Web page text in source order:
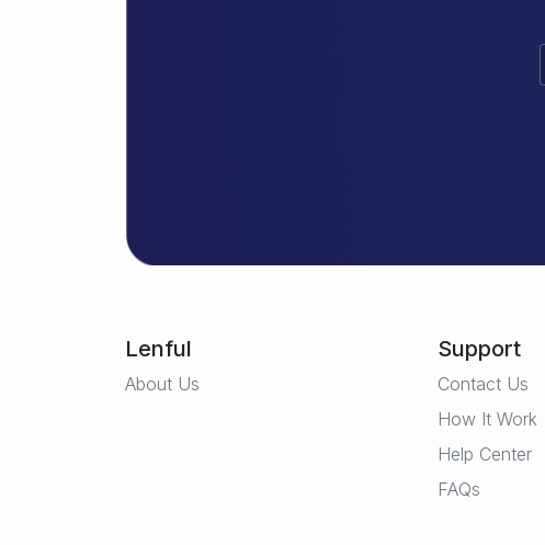
Lenful
About Us
Support
Contact Us
How It Work
Help Center
FAQs